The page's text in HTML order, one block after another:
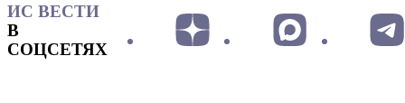
ИС ВЕСТИ
В
СОЦСЕТЯХ